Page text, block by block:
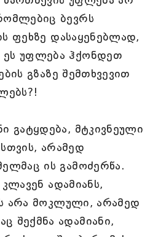
ბევრს
ფეხზე დასაყენებლად,
უფლება ჰქონდეთ
გზაზე შემთხვევით
გატყდება, მტკივნეული
არამედ
ის გამოძერწა.
ადამიანს,
არა მოკლული, არამედ
შექმნა ადამიანი,